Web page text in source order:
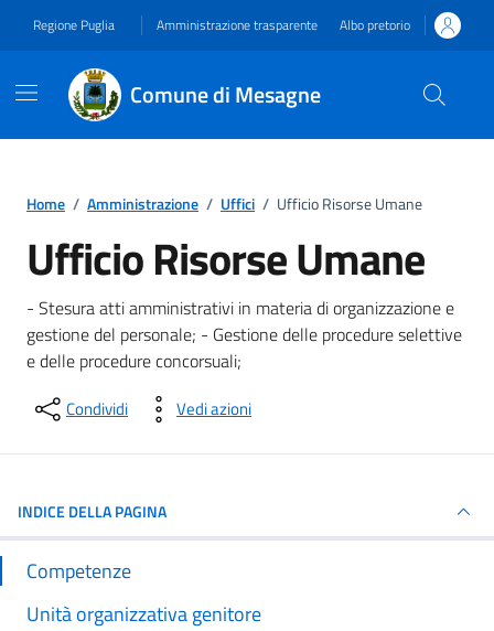
Regione Puglia Amministrazione trasparente Albo pretorio
Comune di Mesagne
Home / Amministrazione / Uffici / Ufficio Risorse Umane
Ufficio Risorse Umane
- Stesura atti amministrativi in materia di organizzazione e
gestione del personale; - Gestione delle procedure selettive
e delle procedure concorsuali;
Condividi Vedi azioni
INDICE DELLA PAGINA
Competenze
Unità organizzativa genitore